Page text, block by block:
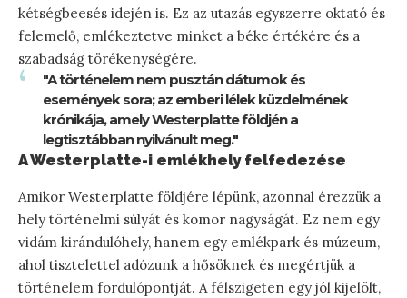
kétségbeesés idején is. Ez az utazás egyszerre oktató és
felemelő, emlékeztetve minket a béke értékére és a
szabadság törékenységére.
"A történelem nem pusztán dátumok és
események sora; az emberi lélek küzdelmének
krónikája, amely Westerplatte földjén a
legtisztábban nyilvánult meg."
A Westerplatte-i emlékhely felfedezése
Amikor Westerplatte földjére lépünk, azonnal érezzük a
hely történelmi súlyát és komor nagyságát. Ez nem egy
vidám kirándulóhely, hanem egy emlékpark és múzeum,
ahol tisztelettel adózunk a hősöknek és megértjük a
történelem fordulópontját. A félszigeten egy jól kijelölt,